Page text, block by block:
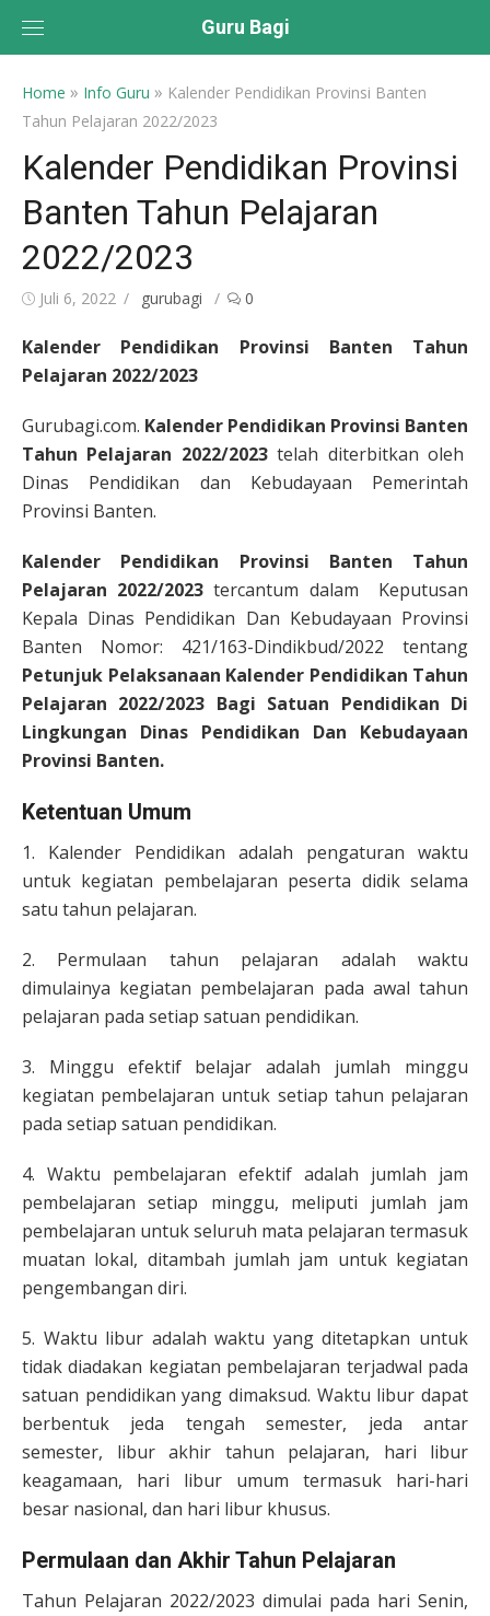
Guru Bagi
Home » Info Guru » Kalender Pendidikan Provinsi Banten
Tahun Pelajaran 2022/2023
Kalender Pendidikan Provinsi
Banten Tahun Pelajaran
2022/2023
Posted
Juli 6, 2022 Author
gurubagi 0
Kalender Pendidikan Provinsi Banten Tahun
Pelajaran 2022/2023
Gurubagi.com. Kalender Pendidikan Provinsi Banten
Tahun Pelajaran 2022/2023telah diterbitkan oleh
Dinas Pendidikan dan Kebudayaan Pemerintah
Provinsi Banten.
Kalender Pendidikan Provinsi Banten Tahun
Pelajaran 2022/2023 tercantum dalam Keputusan
Kepala Dinas Pendidikan Dan Kebudayaan Provinsi
Banten Nomor: 421/163-Dindikbud/2022 tentang
Petunjuk Pelaksanaan Kalender Pendidikan Tahun
Pelajaran 2022/2023 Bagi Satuan Pendidikan Di
Lingkungan Dinas Pendidikan Dan Kebudayaan
Provinsi Banten.
Ketentuan Umum
1. Kalender Pendidikan adalah pengaturan waktu
untuk kegiatan pembelajaran peserta didik selama
satu tahun pelajaran.
2. Permulaan tahun pelajaran adalah waktu
dimulainya kegiatan pembelajaran pada awal tahun
pelajaran pada setiap satuan pendidikan.
3. Minggu efektif belajar adalah jumlah minggu
kegiatan pembelajaran untuk setiap tahun pelajaran
pada setiap satuan pendidikan.
4. Waktu pembelajaran efektif adalah jumlah jam
pembelajaran setiap minggu, meliputi jumlah jam
pembelajaran untuk seluruh mata pelajaran termasuk
muatan lokal, ditambah jumlah jam untuk kegiatan
pengembangan diri.
5. Waktu libur adalah waktu yang ditetapkan untuk
tidak diadakan kegiatan pembelajaran terjadwal pada
satuan pendidikan yang dimaksud. Waktu libur dapat
berbentuk jeda tengah semester, jeda antar
semester, libur akhir tahun pelajaran, hari libur
keagamaan, hari libur umum termasuk hari-hari
besar nasional, dan hari libur khusus.
Permulaan dan Akhir Tahun Pelajaran
Tahun Pelajaran 2022/2023 dimulai pada hari Senin,